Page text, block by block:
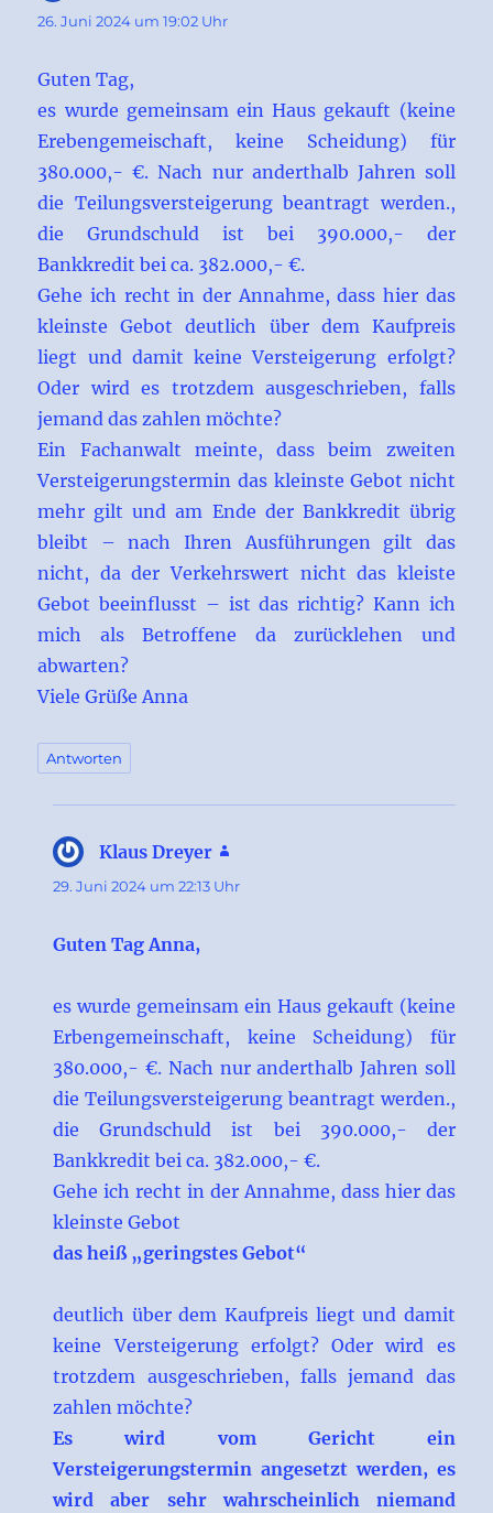
26. Juni 2024 um 19:02 Uhr
Guten Tag,
es wurde gemeinsam ein Haus gekauft (keine
Erebengemeischaft, keine Scheidung) für
380.000,- €. Nach nur anderthalb Jahren soll
die Teilungsversteigerung beantragt werden.,
die Grundschuld ist bei 390.000,- der
Bankkredit bei ca. 382.000,- €.
Gehe ich recht in der Annahme, dass hier das
kleinste Gebot deutlich über dem Kaufpreis
liegt und damit keine Versteigerung erfolgt?
Oder wird es trotzdem ausgeschrieben, falls
jemand das zahlen möchte?
Ein Fachanwalt meinte, dass beim zweiten
Versteigerungstermin das kleinste Gebot nicht
mehr gilt und am Ende der Bankkredit übrig
bleibt – nach Ihren Ausführungen gilt das
nicht, da der Verkehrswert nicht das kleiste
Gebot beeinflusst – ist das richtig? Kann ich
mich als Betroffene da zurücklehen und
abwarten?
Viele Grüße Anna
Antworten
Klaus Dreyer
29. Juni 2024 um 22:13 Uhr
Guten Tag Anna,
es wurde gemeinsam ein Haus gekauft (keine
Erbengemeinschaft, keine Scheidung) für
380.000,- €. Nach nur anderthalb Jahren soll
die Teilungsversteigerung beantragt werden.,
die Grundschuld ist bei 390.000,- der
Bankkredit bei ca. 382.000,- €.
Gehe ich recht in der Annahme, dass hier das
kleinste Gebot
das heiß „geringstes Gebot“
deutlich über dem Kaufpreis liegt und damit
keine Versteigerung erfolgt? Oder wird es
trotzdem ausgeschrieben, falls jemand das
zahlen möchte?
Es wird vom Gericht ein
Versteigerungstermin angesetzt werden, es
wird aber sehr wahrscheinlich niemand